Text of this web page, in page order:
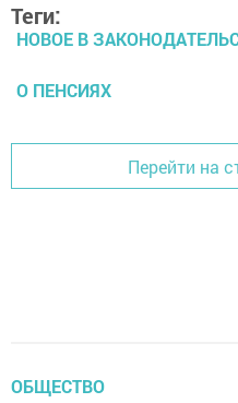
Теги:
НОВОЕ В
О ПЕНСИЯХ
Перейти на
ОБЩЕСТВО